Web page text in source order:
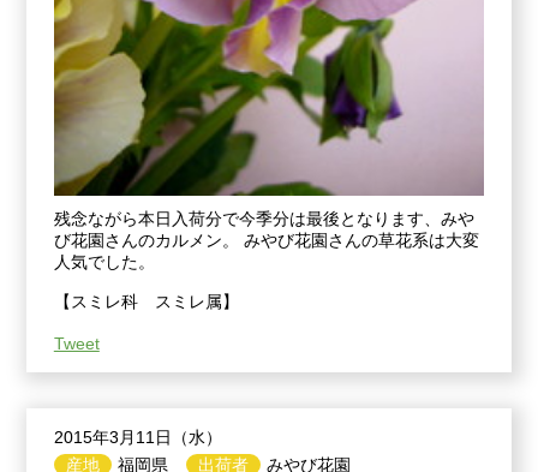
残念ながら本日入荷分で今季分は最後となります、みや
び花園さんのカルメン。 みやび花園さんの草花系は大変
人気でした。
【スミレ科 スミレ属】
Tweet
2015年3月11日（水）
産地
福岡県 出荷者 みやび花園